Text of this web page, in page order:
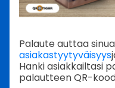
Palaute auttaa
asiakastyytyväisyys
Hanki asiakkailtasi
palautteen QR-